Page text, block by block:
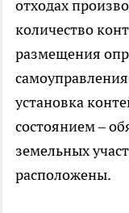
отходах
количество
размещения
установка
состоянием –
земельных
расположены.